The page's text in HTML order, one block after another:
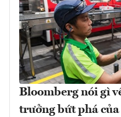
Bloomberg nói gì
trưởng bứt phá